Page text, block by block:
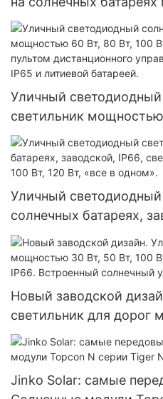
Вт, 100 Вт с литий-
аккумуляторами.
Уличный
светильник
интегрированным
управления, степенью
литиевой батареей.
Уличный светодиодный
солнечных батареях,
сверхъяркий, 50 Вт, 60
«все в одном».
Новый заводской
светильник для дорог
Вт, 100 Вт, 120 Вт,
Встроенный солнечный
Jinko Solar: самые